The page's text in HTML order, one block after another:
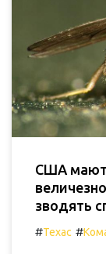
США
зводять
#Техас #